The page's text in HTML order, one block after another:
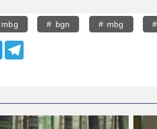
# bgn # mbg
Twitter